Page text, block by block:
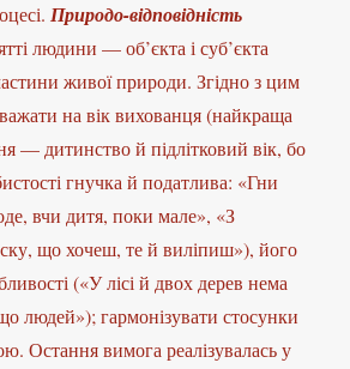
Природо-відповідність
людини — об’єкта і суб’єкта
живої природи. Згідно з цим
на вік вихованця (найкраща
— дитинство й підлітковий вік, бо
гнучка й податлива: «Гни
вчи дитя, поки мале», «З
що хочеш, те й виліпиш»), його
(«У лісі й двох дерев нема
людей»); гармонізувати стосунки
Остання вимога реалізувалась у